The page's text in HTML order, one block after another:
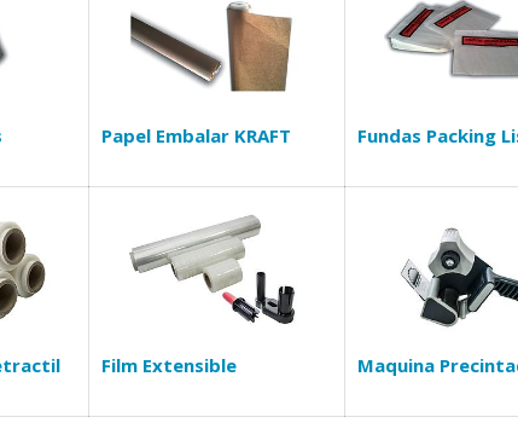
Papel Embalar KRAFT Fundas Packing
Film Extensible Maquina